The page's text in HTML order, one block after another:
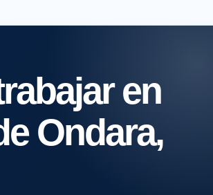
en
Ondara,